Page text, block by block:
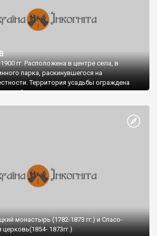
гг. Расположена в центре села, в
парка, раскинувшегося на
Территория усадьбы ограждена
с кирпичными трехпролетными
монастырь (1782-1873 гг.) и Спасо-
1873гг.)